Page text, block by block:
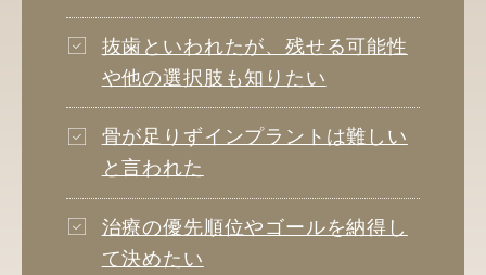
抜歯といわれたが、残せる可能性
や他の選択肢も知りたい
骨が足りずインプラントは難しい
と言われた
治療の優先順位やゴールを納得し
て決めたい